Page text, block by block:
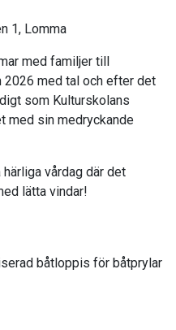
1, Lomma
med familjer till
med tal och efter det
som Kulturskolans
med sin medryckande
vårdag där det
lätta vindar!
båtloppis för båtprylar